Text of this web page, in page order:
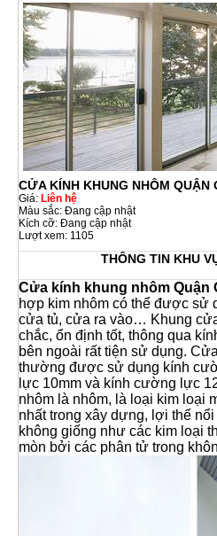
CỬA KÍNH KHUNG NHÔM QUẬN
Giá: Liên hệ
Màu sắc: Đang cập nhật
Kích cỡ: Đang cập nhật
Lượt xem: 1105
THÔNG TIN KHU
Cửa kính khung nhôm Quận
hợp kim nhôm có thể được sử
cửa tủ, cửa ra vào… Khung
chắc, ổn định tốt, thông qua
bên ngoài rất tiện sử dụng.
thường được sử dụng kính
lực 10mm và kính cường lực
nhôm là nhôm, là loại kim loại
nhất trong xây dựng, lợi thế
không giống như các kim loại
mòn bởi các phân tử trong